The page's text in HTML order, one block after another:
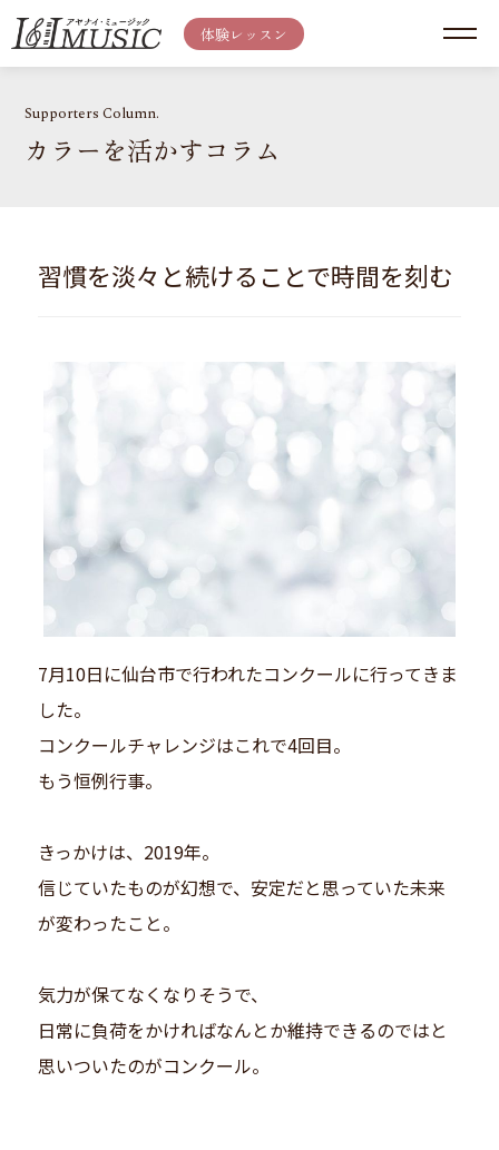
体験レッスン
Supporters Column.
カラーを活かすコラム
習慣を淡々と続けることで時間を刻む
7月10日に仙台市で行われたコンクールに行ってきま
した。
コンクールチャレンジはこれで4回目。
もう恒例行事。
きっかけは、2019年。
信じていたものが幻想で、安定だと思っていた未来
が変わったこと。
気力が保てなくなりそうで、
日常に負荷をかければなんとか維持できるのではと
思いついたのがコンクール。